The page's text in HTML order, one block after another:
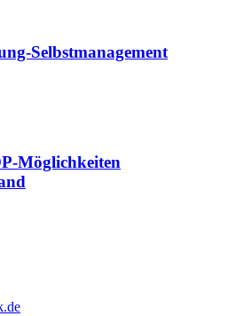
Selbstmanagement
Möglichkeiten